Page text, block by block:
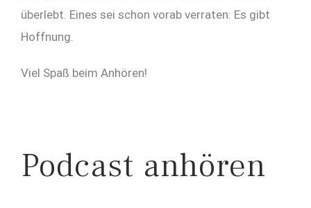
überlebt. Eines sei schon vorab verraten: Es gibt
Hoffnung.
Viel Spaß beim Anhören!
Podcast anhören